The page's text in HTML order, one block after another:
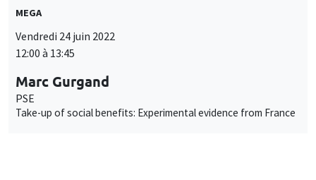
MEGA
Vendredi 24 juin 2022
12:00 à 13:45
Marc Gurgand
PSE
Take-up of social benefits: Experimental evidence from France